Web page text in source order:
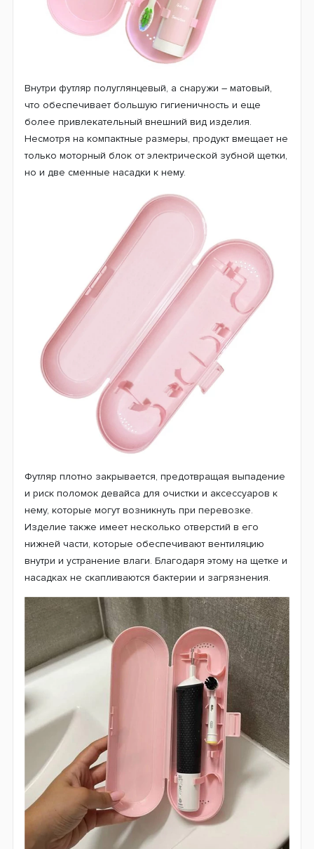
Внутри футляр полуглянцевый, а снаружи – матовый,
что обеспечивает большую гигиеничность и еще
более привлекательный внешний вид изделия.
Несмотря на компактные размеры, продукт вмещает не
только моторный блок от электрической зубной щетки,
но и две сменные насадки к нему.
Футляр плотно закрывается, предотвращая выпадение
и риск поломок девайса для очистки и аксессуаров к
нему, которые могут возникнуть при перевозке.
Изделие также имеет несколько отверстий в его
нижней части, которые обеспечивают вентиляцию
внутри и устранение влаги. Благодаря этому на щетке и
насадках не скапливаются бактерии и загрязнения.